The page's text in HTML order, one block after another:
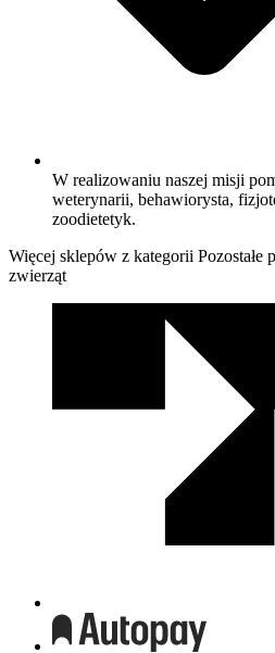
W realizowaniu naszej misji
weterynarii, behawiorysta,
zoodietetyk.
Więcej sklepów z kategorii Pozostałe
zwierząt